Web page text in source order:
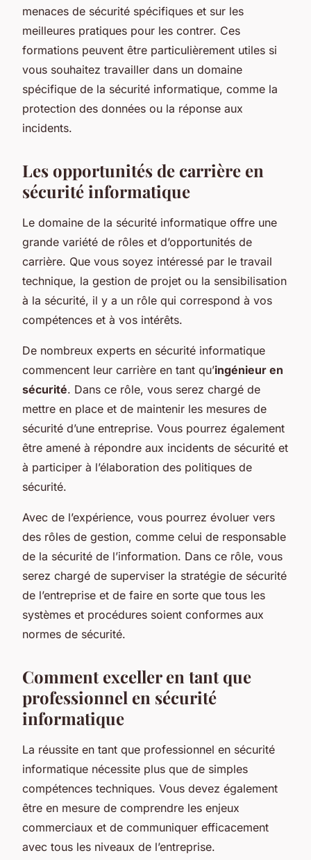
menaces de sécurité spécifiques et sur les
meilleures pratiques pour les contrer. Ces
formations peuvent être particulièrement utiles si
vous souhaitez travailler dans un domaine
spécifique de la sécurité informatique, comme la
protection des données ou la réponse aux
incidents.
Les opportunités de carrière en
sécurité informatique
Le domaine de la sécurité informatique offre une
grande variété de rôles et d’opportunités de
carrière. Que vous soyez intéressé par le travail
technique, la gestion de projet ou la sensibilisation
à la sécurité, il y a un rôle qui correspond à vos
compétences et à vos intérêts.
De nombreux experts en sécurité informatique
commencent leur carrière en tant qu’ingénieur en
sécurité. Dans ce rôle, vous serez chargé de
mettre en place et de maintenir les mesures de
sécurité d’une entreprise. Vous pourrez également
être amené à répondre aux incidents de sécurité et
à participer à l’élaboration des politiques de
sécurité.
Avec de l’expérience, vous pourrez évoluer vers
des rôles de gestion, comme celui de responsable
de la sécurité de l’information. Dans ce rôle, vous
serez chargé de superviser la stratégie de sécurité
de l’entreprise et de faire en sorte que tous les
systèmes et procédures soient conformes aux
normes de sécurité.
Comment exceller en tant que
professionnel en sécurité
informatique
La réussite en tant que professionnel en sécurité
informatique nécessite plus que de simples
compétences techniques. Vous devez également
être en mesure de comprendre les enjeux
commerciaux et de communiquer efficacement
avec tous les niveaux de l’entreprise.